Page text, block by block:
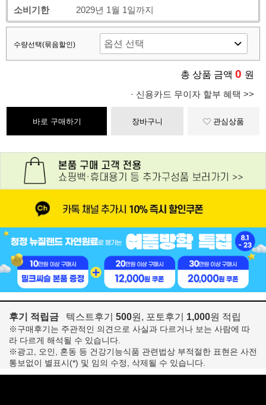
소비기한
2029년 1월 1일까지
수량선택(묶음할인)
총 상품 금액 0 원
· 신용카드 무이자 할부 혜택 >>
바로 구매하기 장바구니 관심상품
후기 적립금 텍스트후기 500원, 포토후기 1,000원 적립
※구매후기는 주관적인 의견으로 사실과 다르거나 보는 사람에 따
라 다르게 해석될 수 있습니다.
※광고, 오인, 혼동 등 건강기능식품 관련법상 부적절한 표현은 사전
통보없이 별표시(*) 및 임의 수정, 삭제될 수 있습니다.